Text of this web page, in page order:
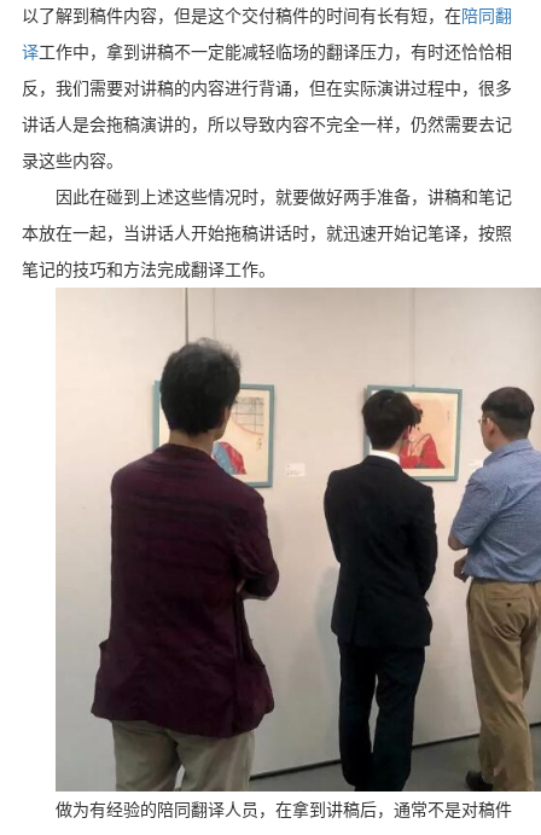
以了解到稿件内容，但是这个交付稿件的时间有长有短，在陪同翻
译工作中，拿到讲稿不一定能减轻临场的翻译压力，有时还恰恰相
反，我们需要对讲稿的内容进行背诵，但在实际演讲过程中，很多
讲话人是会拖稿演讲的，所以导致内容不完全一样，仍然需要去记
录这些内容。
因此在碰到上述这些情况时，就要做好两手准备，讲稿和笔记
本放在一起，当讲话人开始拖稿讲话时，就迅速开始记笔译，按照
笔记的技巧和方法完成翻译工作。
做为有经验的陪同翻译人员，在拿到讲稿后，通常不是对稿件